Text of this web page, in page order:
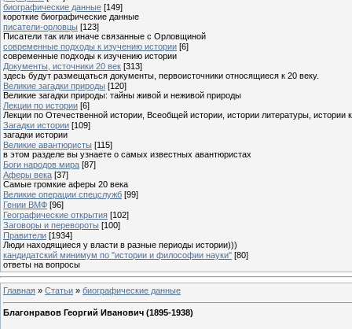
биографические данные [149]
короткие биографические данные
писатели-орловцы [123]
Писатели так или иначе связанные с Орловщиной
современные подходы к изучению истории [6]
современные подходы к изучению истории
Документы, источники 20 век [313]
здесь будут размещаться документы, первоисточники относящиеся к 20 веку.
Великие загадки природы [120]
Великие загадки природы: тайны живой и неживой природы
Лекции по истории [6]
Лекции по Отечественной истории, Всеобщей истории, истории литературы, истории
Загадки истории [109]
загадки истории
Великие авантюристы [115]
в этом разделе вы узнаете о самых известных авантюристах
Боги народов мира [87]
Аферы века [37]
Самые громкие аферы 20 века
Великие операции спецслужб [99]
Гении ВМФ [96]
Географические открытия [102]
Заговоры и перевороты [100]
Правители [1934]
Люди находящиеся у власти в разные периоды истории)))
кандидатский минимум по "истории и философии науки" [80]
ответы на вопросы
Главная » Статьи » биографические данные
Благонравов Георгий Иванович (1895-1938)